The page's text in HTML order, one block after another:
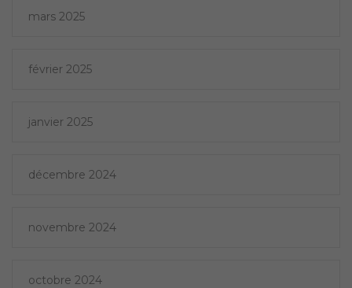
mars 2025
février 2025
janvier 2025
décembre 2024
novembre 2024
octobre 2024